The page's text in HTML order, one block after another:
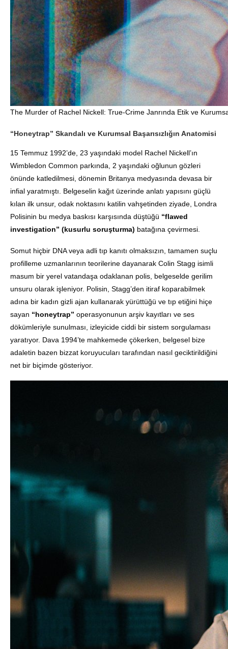
The Murder of Rachel Nickell: True-Crime Janrında Etik ve
“Honeytrap” Skandalı ve Kurumsal Başarısızlığın Anatomisi
15 Temmuz 1992’de, 23 yaşındaki model Rachel Nickell’ın
Wimbledon Common parkında, 2 yaşındaki oğlunun gözleri
önünde katledilmesi, dönemin Britanya medyasında devasa bir
infial yaratmıştı. Belgeselin kağıt üzerinde anlatı yapısını güçlü
kılan ilk unsur, odak noktasını katilin vahşetinden ziyade, Londra
Polisinin bu medya baskısı karşısında düştüğü “flawed
investigation” (kusurlu soruşturma) batağına çevirmesi.
Somut hiçbir DNA veya adli tıp kanıtı olmaksızın, tamamen suçlu
profilleme uzmanlarının teorilerine dayanarak Colin Stagg isimli
masum bir yerel vatandaşa odaklanan polis, belgeselde gerilim
unsuru olarak işleniyor. Polisin, Stagg’den itiraf koparabilmek
adına bir kadın gizli ajan kullanarak yürüttüğü ve tıp etiğini hiçe
sayan “honeytrap” operasyonunun arşiv kayıtları ve ses
dökümleriyle sunulması, izleyicide ciddi bir sistem sorgulaması
yaratıyor. Dava 1994’te mahkemede çökerken, belgesel bize
adaletin bazen bizzat koruyucuları tarafından nasıl geciktirildiğini
net bir biçimde gösteriyor.